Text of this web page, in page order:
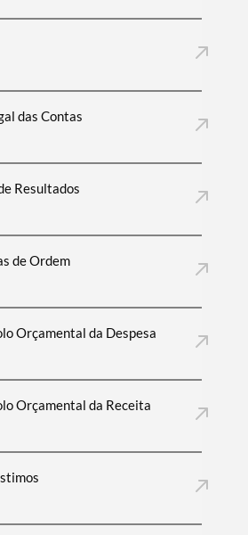
das Contas
Resultados
de Ordem
Orçamental da Despesa
Orçamental da Receita